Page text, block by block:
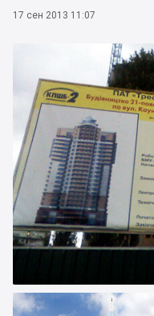
17 сен 2013 11:07